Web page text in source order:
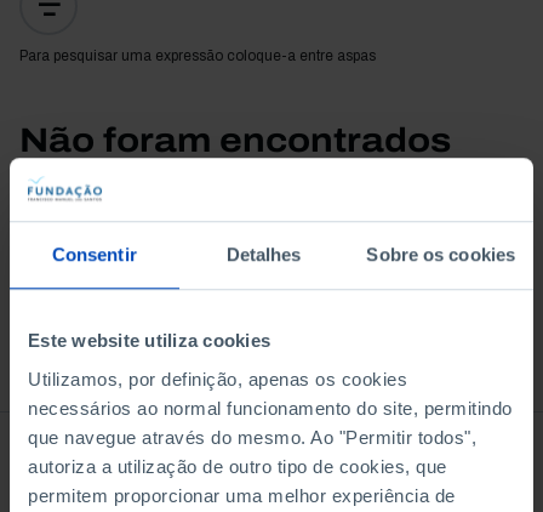
Consentir Detalhes Sobre os cookies
Este website utiliza cookies
Utilizamos, por definição, apenas os cookies
necessários ao normal funcionamento do site, permitindo
que navegue através do mesmo. Ao "Permitir todos",
autoriza a utilização de outro tipo de cookies, que
permitem proporcionar uma melhor experiência de
Para pesquisar uma expressão coloque-a entre aspas
Não foram encontrados
resultados para esta
pesquisa.
À venda na Livraria